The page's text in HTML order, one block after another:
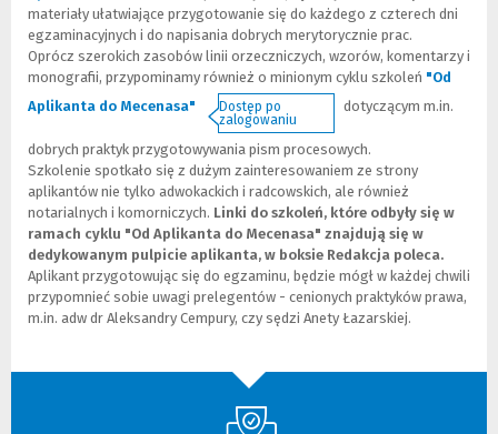
N
o
w
e
o
materiały ułatwiające przygotowanie się do każdego z czterech dni
egzaminacyjnych i do napisania dobrych merytorycznie prac.
Oprócz szerokich zasobów linii orzeczniczych, wzorów, komentarzy i
monografii, przypominamy również o minionym cyklu szkoleń "Od
Aplikanta do Mecenasa"
w
o
o
)
n
d
n
n
t
Dostęp po
zalogowaniu
dotyczącym m.in.
dobrych praktyk przygotowywania pism procesowych.
Szkolenie spotkało się z dużym zainteresowaniem ze strony
aplikantów nie tylko adwokackich i radcowskich, ale również
notarialnych i komorniczych. Linki do szkoleń, które odbyły się w
ramach cyklu "Od Aplikanta do Mecenasa" znajdują się w
dedykowanym pulpicie aplikanta, w boksie Redakcja poleca.
Aplikant przygotowując się do egzaminu, będzie mógł w każdej chwili
przypomnieć sobie uwagi prelegentów - cenionych praktyków prawa,
m.in. adw dr Aleksandry Cempury, czy sędzi Anety Łazarskiej.